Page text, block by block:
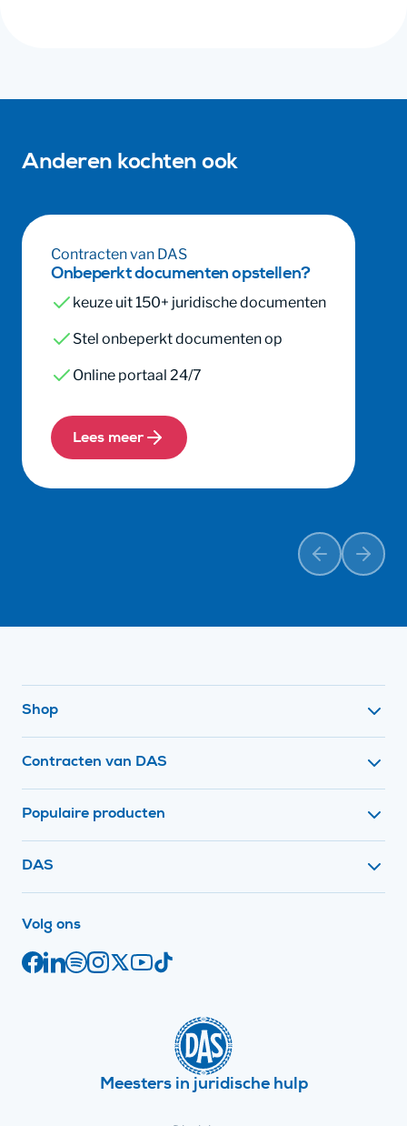
Anderen kochten ook
Contracten van DAS
Onbeperkt documenten opstellen?
keuze uit 150+ juridische documenten
Stel onbeperkt documenten op
Online portaal 24/7
Lees meer
Vorige
Shop
Contracten van DAS
Populaire producten
Contact met
DAS
Volg ons
op social media
Meesters in juridische hulp